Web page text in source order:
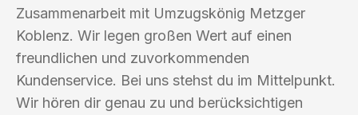
Zusammenarbeit mit Umzugskönig Metzger
Koblenz. Wir legen großen Wert auf einen
freundlichen und zuvorkommenden
Kundenservice. Bei uns stehst du im Mittelpunkt.
Wir hören dir genau zu und berücksichtigen